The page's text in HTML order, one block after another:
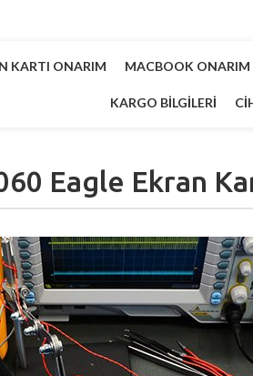
KARTI ONARIM MACBOOK ONARIM
KARGO BILGILERI
Eagle Ekran